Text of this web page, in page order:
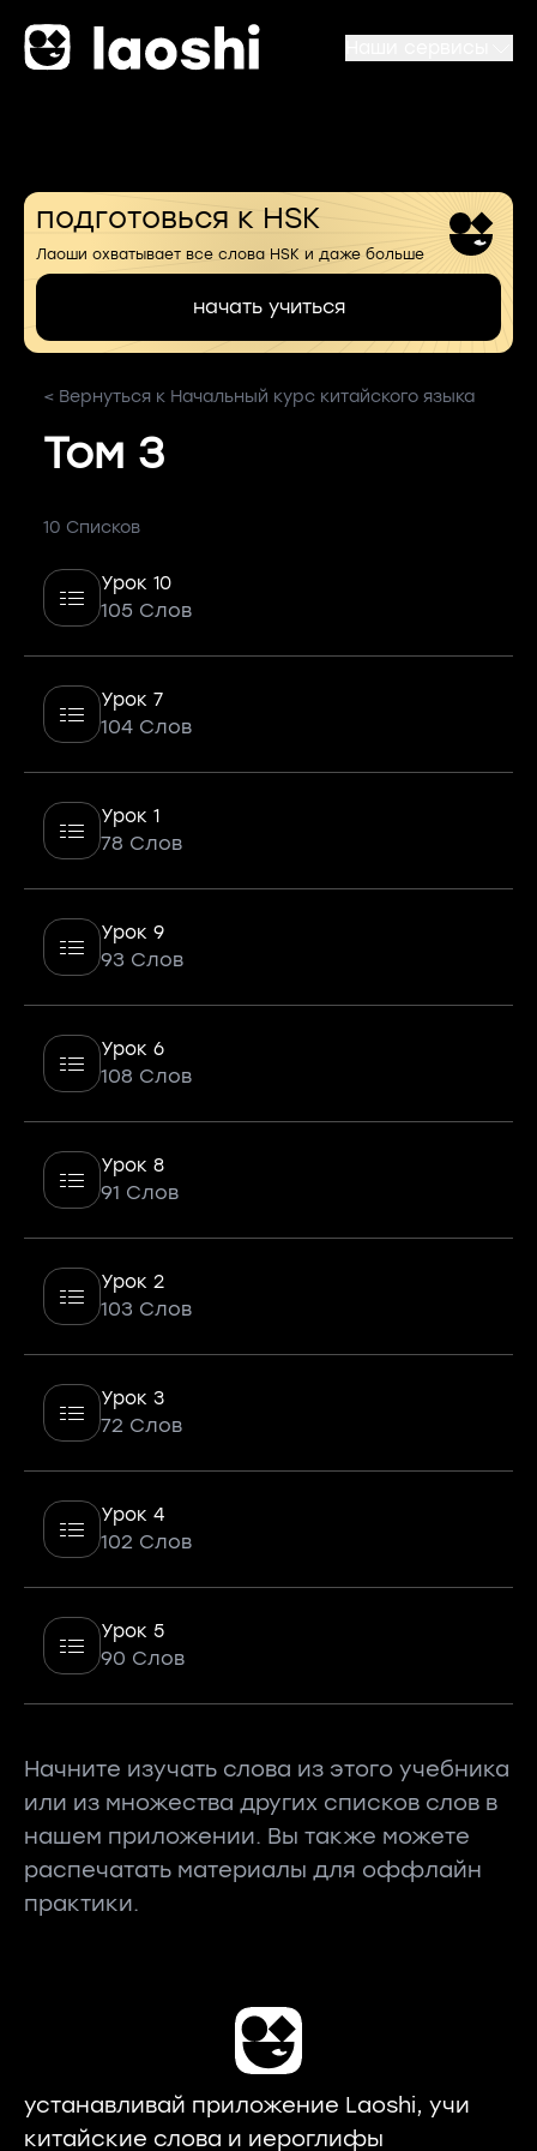
подготовься к HSK
Лаоши охватывает все слова HSK и даже больше
начать учиться
< Вернуться к Начальный курс китайского языка
Том 3
10 Списков
Урок 10
105 Слов
Урок 7
104 Слов
Урок 1
78 Слов
Урок 9
93 Слов
Урок 6
108 Слов
Урок 8
91 Слов
Урок 2
103 Слов
Урок 3
72 Слов
Урок 4
102 Слов
Урок 5
90 Слов
Начните изучать слова из этого учебника
или из множества других списков слов в
нашем приложении. Вы также можете
распечатать материалы для оффлайн
практики.
устанавливай приложение Laoshi, учи
китайские слова и иероглифы